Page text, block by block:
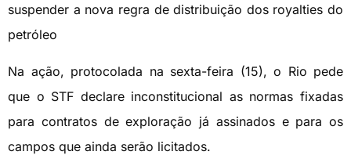
suspender a nova regra de distribuição dos royalties do
petróleo
Na ação, protocolada na sexta-feira (15), o Rio pede
que o STF declare inconstitucional as normas fixadas
para contratos de exploração já assinados e para os
campos que ainda serão licitados.